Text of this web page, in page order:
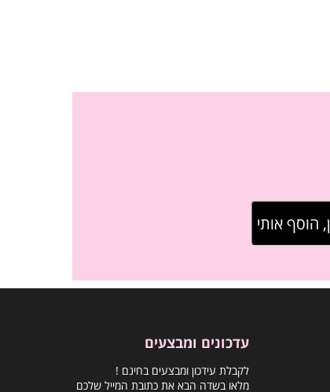
עדכונים ומבצעים
לקבלת עידכון ומבצעים בחינם !
מלאו בשדה הבא את כתובת המייל שלכם